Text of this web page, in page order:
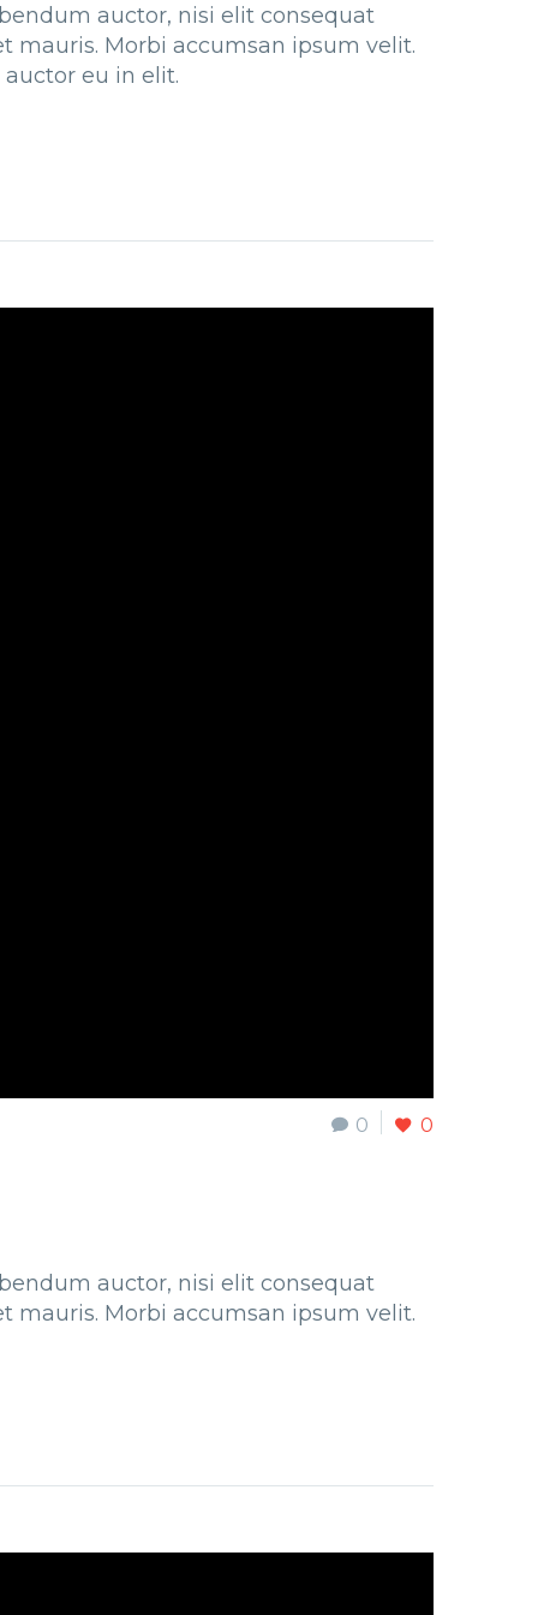
auctor, nisi elit consequat
mauris. Morbi accumsan ipsum velit.
eu in elit.
0 0
auctor, nisi elit consequat
mauris. Morbi accumsan ipsum velit.